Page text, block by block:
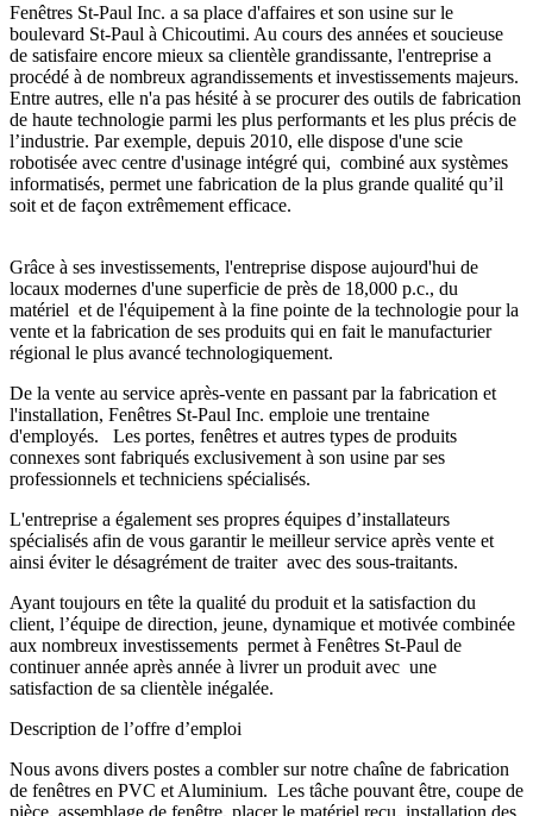
Fenêtres St-Paul Inc. a sa place d'affaires et son usine sur le
boulevard St-Paul à Chicoutimi. Au cours des années et soucieuse
de satisfaire encore mieux sa clientèle grandissante, l'entreprise a
procédé à de nombreux agrandissements et investissements majeurs.
Entre autres, elle n'a pas hésité à se procurer des outils de fabrication
de haute technologie parmi les plus performants et les plus précis de
l’industrie. Par exemple, depuis 2010, elle dispose d'une scie
robotisée avec centre d'usinage intégré qui, combiné aux systèmes
informatisés, permet une fabrication de la plus grande qualité qu’il
soit et de façon extrêmement efficace.
Grâce à ses investissements, l'entreprise dispose aujourd'hui de
locaux modernes d'une superficie de près de 18,000 p.c., du
matériel et de l'équipement à la fine pointe de la technologie pour la
vente et la fabrication de ses produits qui en fait le manufacturier
régional le plus avancé technologiquement.
De la vente au service après-vente en passant par la fabrication et
l'installation, Fenêtres St-Paul Inc. emploie une trentaine
d'employés. Les portes, fenêtres et autres types de produits
connexes sont fabriqués exclusivement à son usine par ses
professionnels et techniciens spécialisés.
L'entreprise a également ses propres équipes d’installateurs
spécialisés afin de vous garantir le meilleur service après vente et
ainsi éviter le désagrément de traiter avec des sous-traitants.
Ayant toujours en tête la qualité du produit et la satisfaction du
client, l’équipe de direction, jeune, dynamique et motivée combinée
aux nombreux investissements permet à Fenêtres St-Paul de
continuer année après année à livrer un produit avec une
satisfaction de sa clientèle inégalée.
Description de l’offre d’emploi
Nous avons divers postes a combler sur notre chaîne de fabrication
de fenêtres en PVC et Aluminium. Les tâche pouvant être, coupe de
pièce, assemblage de fenêtre, placer le matériel reçu, installation des